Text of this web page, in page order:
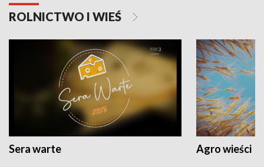
ROLNICTWO I WIEŚ
Sera warte Agro wieści